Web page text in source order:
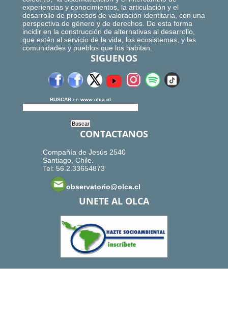
experiencias y conocimientos, la articulación y el
desarrollo de procesos de valoración identitaria, con una
perspectiva de género y de derechos. De esta forma
incidir en la construcción de alternativas al desarrollo,
que estén al servicio de la vida, los ecosistemas, y las
comunidades y pueblos que los habitan.
SIGUENOS
BUSCAR en www.olca.cl
CONTACTANOS
Compañía de Jesús 2540
Santiago, Chile.
Tel: 56.2.33654873
observatorio@olca.cl
UNETE AL OLCA